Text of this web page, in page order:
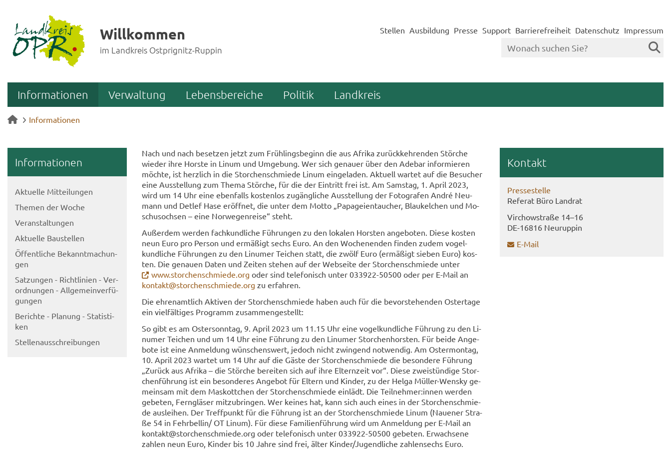
Willkommen
im Landkreis Ostprignitz-Ruppin
Stellen Ausbildung Presse Support Barrierefreiheit Datenschutz Impressum
Informationen Verwaltung Lebensbereiche Politik Landkreis
Informationen
In­for­ma­tio­nen
Ak­tu­el­le Mit­tei­lun­gen
The­men der Woche
Ver­an­stal­tun­gen
Ak­tu­el­le Bau­stel­len
Öf­fent­li­che Be­kannt­ma­chun­
gen
Sat­zun­gen - Richt­li­ni­en - Ver­
ord­nun­gen - All­ge­mein­ver­fü­
gun­gen
Be­rich­te - Pla­nung - Sta­tis­ti­
ken
Stel­len­aus­schrei­bun­gen
Nach und nach be­set­zen jetzt zum Früh­lings­be­ginn die aus Afri­ka zu­rück­keh­ren­den Stör­che
wie­der ihre Hors­te in Linum und Um­ge­bung. Wer sich ge­nau­er über den Ade­bar in­for­mie­ren
möch­te, ist herz­lich in die Stor­chen­schmie­de Linum ein­ge­la­den. Ak­tu­ell war­tet auf die Be­su­cher
eine Aus­stel­lung zum Thema Stör­che, für die der Ein­tritt frei ist. Am Sams­tag, 1. April 2023,
wird um 14 Uhr eine eben­falls kos­ten­los zu­gäng­li­che Aus­stel­lung der Fo­to­gra­fen André Neu­
mann und Det­lef Hase er­öff­net, die unter dem Motto „Pa­pa­gei­en­tau­cher, Blau­kel­chen und Mo­
schus­och­sen – eine Nor­we­gen­rei­se“ steht.
Au­ßer­dem wer­den fach­kund­li­che Füh­run­gen zu den lo­ka­len Hors­ten an­ge­bo­ten. Diese kos­ten
neun Euro pro Per­son und er­mä­ßigt sechs Euro. An den Wo­chen­en­den fin­den zudem vo­gel­
kund­li­che Füh­run­gen zu den Li­nu­mer Tei­chen statt, die zwölf Euro (er­mä­ßigt sie­ben Euro) kos­
ten. Die ge­nau­en Daten und Zei­ten ste­hen auf der Web­sei­te der Stor­chen­schmie­de unter
www.stor­chen­schmie­de.org oder sind te­le­fo­nisch unter 033922-​50500 oder per E-​Mail an
kon­takt@stor­chen­schmie­de.org zu er­fah­ren.
Die eh­ren­amt­lich Ak­ti­ven der Stor­chen­schmie­de haben auch für die be­vor­ste­hen­den Os­ter­ta­ge
ein viel­fäl­ti­ges Pro­gramm zu­sam­men­ge­stellt:
So gibt es am Os­ter­sonn­tag, 9. April 2023 um 11.15 Uhr eine vo­gel­kund­li­che Füh­rung zu den Li­
nu­mer Tei­chen und um 14 Uhr eine Füh­rung zu den Li­nu­mer Stor­chen­hors­ten. Für beide An­ge­
bo­te ist eine An­mel­dung wün­schens­wert, je­doch nicht zwin­gend not­wen­dig. Am Os­ter­mon­tag,
10. April 2023 war­tet um 14 Uhr auf die Gäste der Stor­chen­schmie­de die be­son­de­re Füh­rung
„Zu­rück aus Afri­ka – die Stör­che be­rei­ten sich auf ihre El­tern­zeit vor“. Diese zwei­stün­di­ge Stor­
chen­füh­rung ist ein be­son­de­res An­ge­bot für El­tern und Kin­der, zu der Helga Müller-​Wensky ge­
mein­sam mit dem Mas­kott­chen der Stor­chen­schmie­de ein­lädt. Die Teil­neh­mer:innen wer­den
ge­be­ten, Fern­glä­ser mit­zu­brin­gen. Wer kei­nes hat, kann sich auch eines in der Stor­chen­schmie­
de aus­lei­hen. Der Treff­punkt für die Füh­rung ist an der Stor­chen­schmie­de Linum (Naue­ner Stra­
ße 54 in Fehr­bel­lin/ OT Linum). Für diese Fa­mi­li­en­füh­rung wird um An­mel­dung per E-​Mail an
kon­takt@stor­chen­schmie­de.org oder te­le­fo­nisch unter 033922-​50500 ge­be­ten. Er­wach­se­ne
zah­len neun Euro, Kin­der bis 10 Jahre sind frei, älter Kin­der/Ju­gend­li­che zah­len­sechs Euro.
Kon­takt
Pres­se­stel­le
Re­fe­rat Büro Land­rat
Virch­ow­stra­ße 14–16
DE-​16816 Neu­rup­pin
E-​Mail